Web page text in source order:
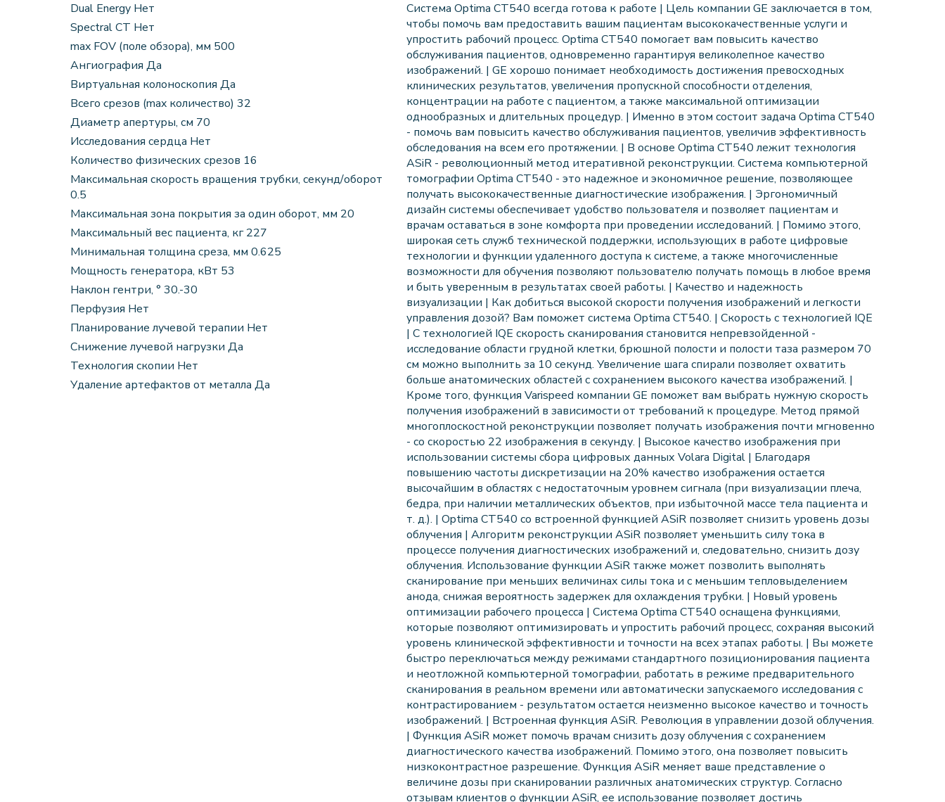
Dual Energy Нет
Spectral CT Нет
max FOV (поле обзора), мм 500
Ангиография Да
Виртуальная колоноскопия Да
Всего срезов (max количество) 32
Диаметр апертуры, см 70
Исследования сердца Нет
Количество физических срезов 16
Максимальная cкорость вращения трубки, секунд/оборот
0.5
Максимальная зона покрытия за один оборот, мм 20
Максимальный вес пациента, кг 227
Минимальная толщина среза, мм 0.625
Мощность генератора, кВт 53
Наклон гентри, ° 30.-30
Перфузия Нет
Планирование лучевой терапии Нет
Снижение лучевой нагрузки Да
Технология скопии Нет
Удаление артефактов от металла Да
Система Optima CT540 всегда готова к работе | Цель компании GE заключается в том,
чтобы помочь вам предоставить вашим пациентам высококачественные услуги и
упростить рабочий процесс. Optima CT540 помогает вам повысить качество
обслуживания пациентов, одновременно гарантируя великолепное качество
изображений. | GE хорошо понимает необходимость достижения превосходных
клинических результатов, увеличения пропускной способности отделения,
концентрации на работе с пациентом, а также максимальной оптимизации
однообразных и длительных процедур. | Именно в этом состоит задача Optima CT540
- помочь вам повысить качество обслуживания пациентов, увеличив эффективность
обследования на всем его протяжении. | В основе Optima CT540 лежит технология
ASiR - революционный метод итеративной реконструкции. Система компьютерной
томографии Optima CT540 - это надежное и экономичное решение, позволяющее
получать высококачественные диагностические изображения. | Эргономичный
дизайн системы обеспечивает удобство пользователя и позволяет пациентам и
врачам оставаться в зоне комфорта при проведении исследований. | Помимо этого,
широкая сеть служб технической поддержки, использующих в работе цифровые
технологии и функции удаленного доступа к системе, а также многочисленные
возможности для обучения позволяют пользователю получать помощь в любое время
и быть уверенным в результатах своей работы. | Качество и надежность
визуализации | Как добиться высокой скорости получения изображений и легкости
управления дозой? Вам поможет система Optima CT540. | Скорость с технологией IQE
| С технологией IQE скорость сканирования становится непревзойденной -
исследование области грудной клетки, брюшной полости и полости таза размером 70
см можно выполнить за 10 секунд. Увеличение шага спирали позволяет охватить
больше анатомических областей с сохранением высокого качества изображений. |
Кроме того, функция Varispeed компании GE поможет вам выбрать нужную скорость
получения изображений в зависимости от требований к процедуре. Метод прямой
многоплоскостной реконструкции позволяет получать изображения почти мгновенно
- со скоростью 22 изображения в секунду. | Высокое качество изображения при
использовании системы сбора цифровых данных Volara Digital | Благодаря
повышению частоты дискретизации на 20% качество изображения остается
высочайшим в областях с недостаточным уровнем сигнала (при визуализации плеча,
бедра, при наличии металлических объектов, при избыточной массе тела пациента и
т. д.). | Optima CT540 со встроенной функцией ASiR позволяет снизить уровень дозы
облучения | Алгоритм реконструкции ASiR позволяет уменьшить силу тока в
процессе получения диагностических изображений и, следовательно, снизить дозу
облучения. Использование функции ASiR также может позволить выполнять
сканирование при меньших величинах силы тока и с меньшим тепловыделением
анода, снижая вероятность задержек для охлаждения трубки. | Новый уровень
оптимизации рабочего процесса | Система Optima CT540 оснащена функциями,
которые позволяют оптимизировать и упростить рабочий процесс, сохраняя высокий
уровень клинической эффективности и точности на всех этапах работы. | Вы можете
быстро переключаться между режимами стандартного позиционирования пациента
и неотложной компьютерной томографии, работать в режиме предварительного
сканирования в реальном времени или автоматически запускаемого исследования с
контрастированием - результатом остается неизменно высокое качество и точность
изображений. | Встроенная функция ASiR. Революция в управлении дозой облучения.
| Функция ASiR может помочь врачам снизить дозу облучения с сохранением
диагностического качества изображений. Помимо этого, она позволяет повысить
низкоконтрастное разрешение. Функция ASiR меняет ваше представление о
величине дозы при сканировании различных анатомических структур. Согласно
отзывам клиентов о функции ASiR, ее использование позволяет достичь